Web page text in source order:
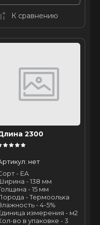
К сравнению
2300
нет
- ЕА
- 138 мм
- 15 мм
- Термоольха
- 4-5%
измерения - м2
во в упаковке - 3